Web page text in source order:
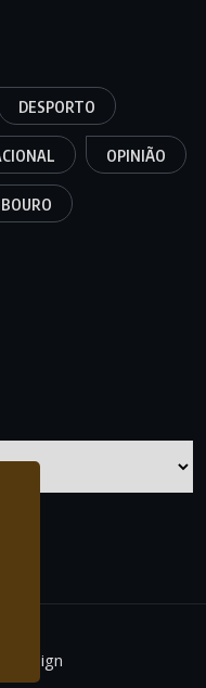
DESPORTO
OPINIÃO
frdesign